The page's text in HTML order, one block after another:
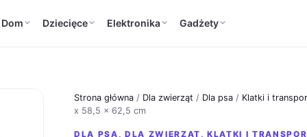
Dom Dziecięce Elektronika Gadżety
Strona główna / Dla zwierząt / Dla psa / Klatki i
x 58,5 x 62,5 cm
DLA PSA , DLA ZWIERZĄT ,KLATKI I